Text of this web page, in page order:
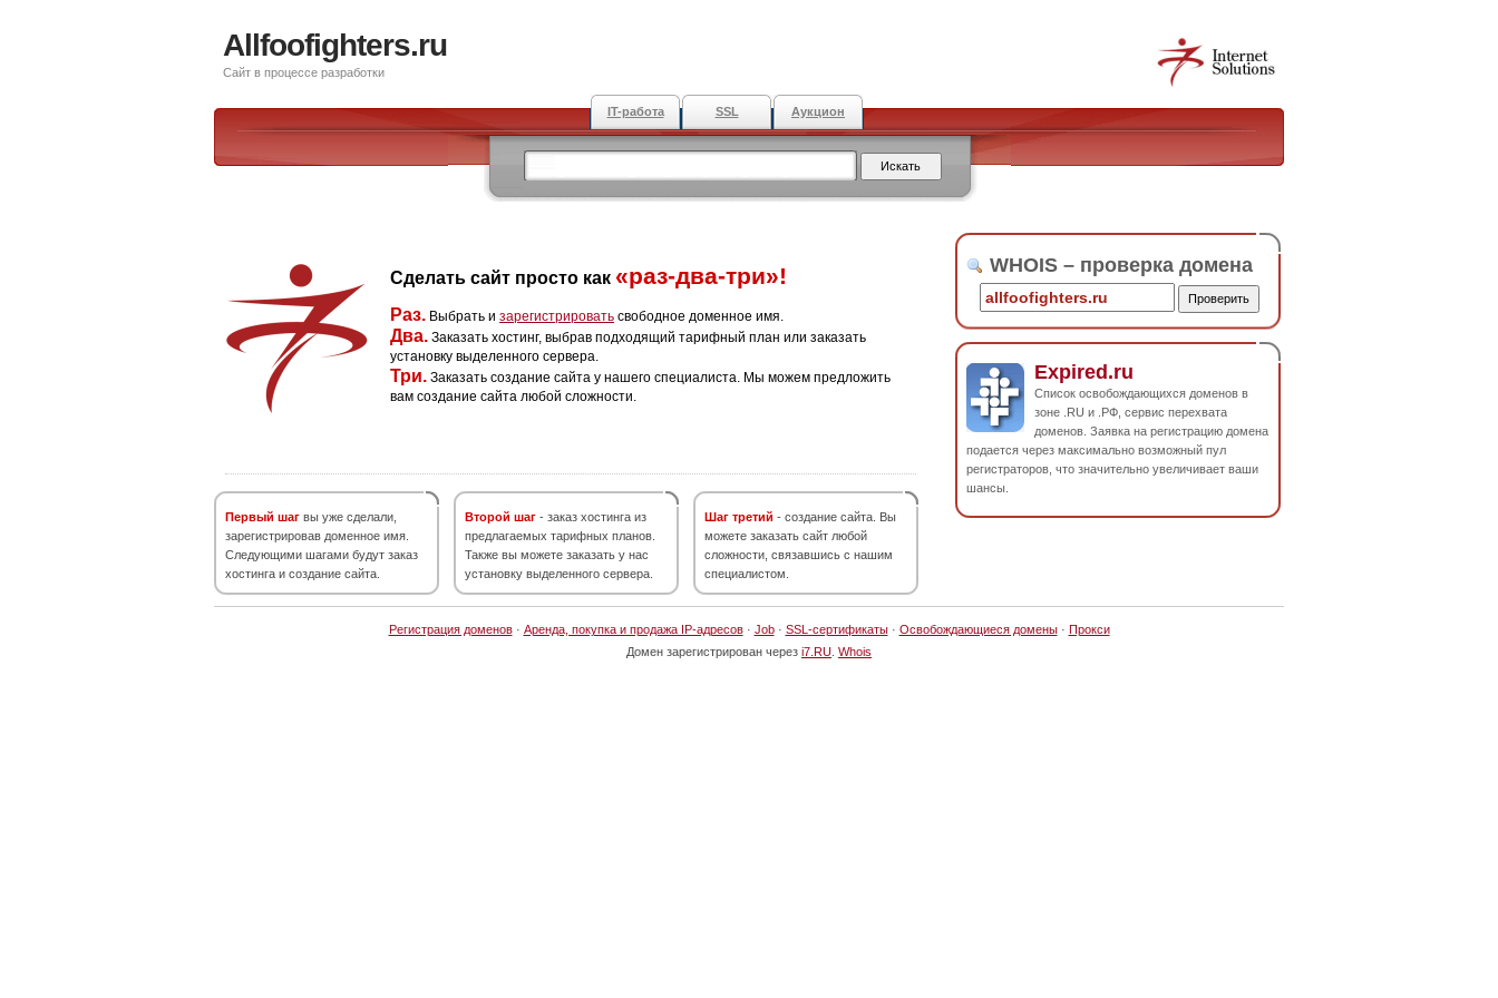
Allfoofighters.ru
Сайт в процессе разработки
IT-работа SSL Аукцион
Сделать сайт просто как «раз-два-три»!
Раз. Выбрать и зарегистрировать свободное доменное имя.
Два. Заказать хостинг, выбрав подходящий тарифный план или заказать
установку выделенного сервера.
Три. Заказать создание сайта у нашего специалиста. Мы можем предложить
вам создание сайта любой сложности.
Первый шаг вы уже сделали,
зарегистрировав доменное имя.
Следующими шагами будут заказ
хостинга и создание сайта.
Второй шаг - заказ хостинга из
предлагаемых тарифных планов.
Также вы можете заказать у нас
установку выделенного сервера.
Шаг третий - создание сайта. Вы
можете заказать сайт любой
сложности, связавшись с нашим
специалистом.
WHOIS – проверка домена
Expired.ru
Список освобождающихся доменов в
зоне .RU и .РФ, сервис перехвата
доменов. Заявка на регистрацию домена
подается через максимально возможный пул
регистраторов, что значительно увеличивает ваши
шансы.
Регистрация доменов· Аренда, покупка и продажа IP-адресов· Job· SSL-сертификаты· Освобождающиеся домены· Прокси
Домен зарегистрирован через i7.RU Whois